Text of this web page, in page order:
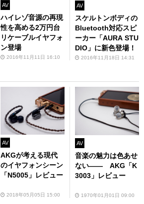
AV
ハイレゾ音源の再現
性を高める2万円台
リケーブルイヤフォ
ン登場
2016年11月11日 16:10
AV
スケルトンボディの
Bluetooth対応スピ
ーカー「AURA STU
DIO」に新色登場！
2016年11月18日 14:31
AV
AKGが考える現代
のイヤフォンシーン
「N5005」レビュー
2018年05月05日 15:00
AV
音楽の魅力は色あせ
ない―― AKG「K
3003」レビュー
1970年01月01日 09:00